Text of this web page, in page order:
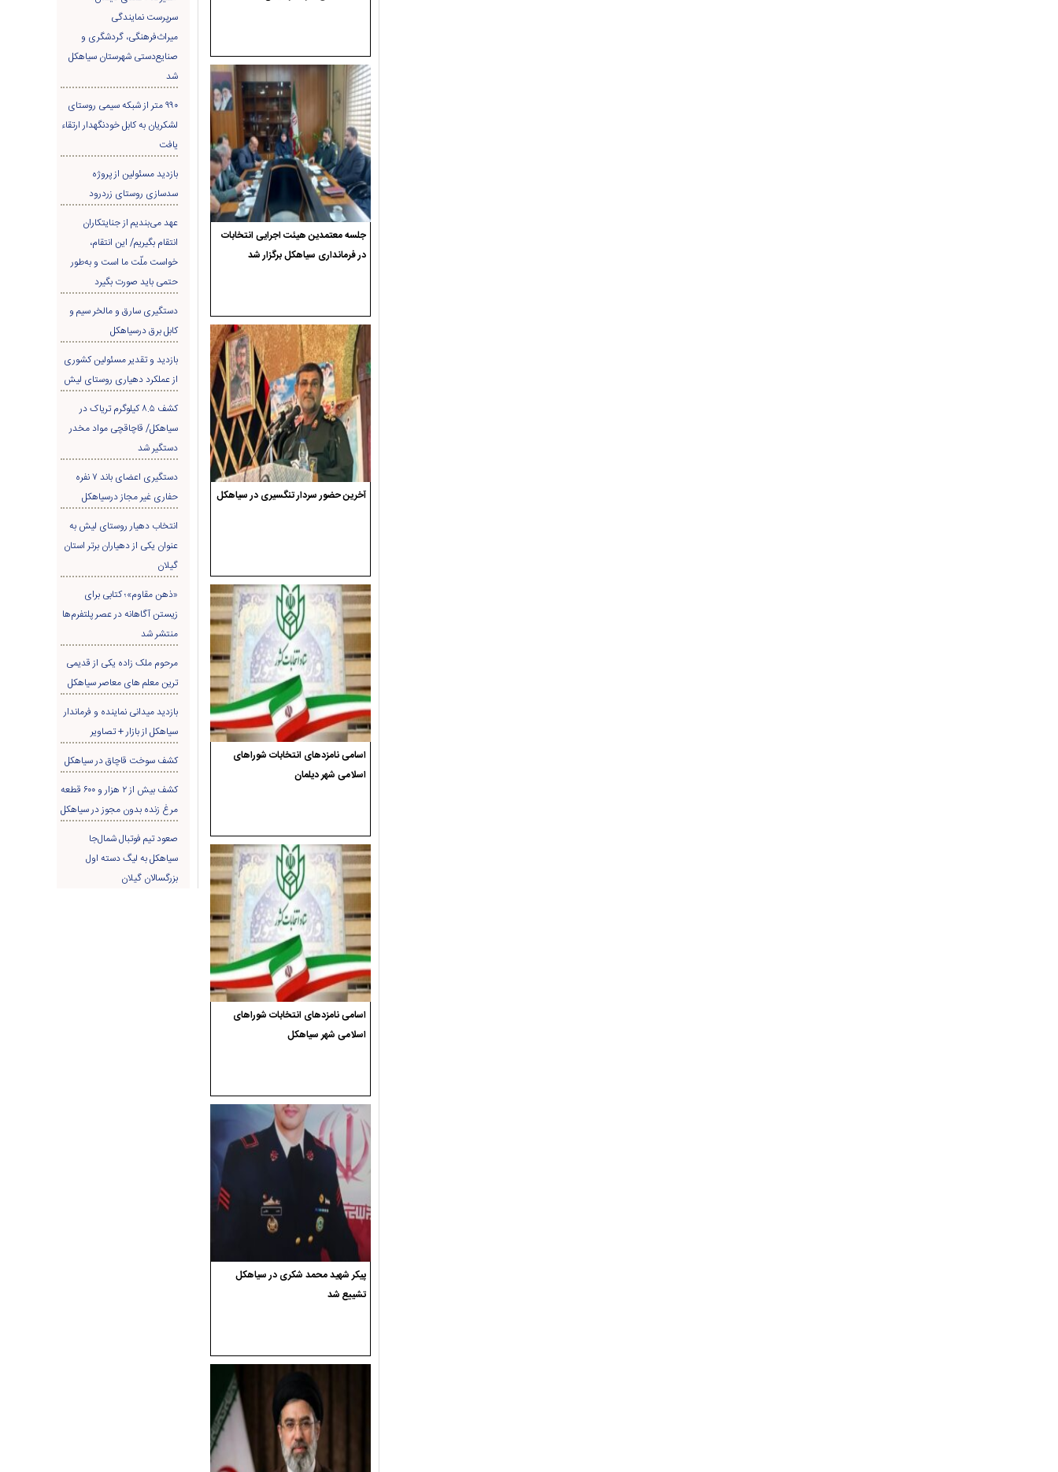
جلسه معتمدین هیئت اجرایی انتخابات
در فرمانداری سیاهکل برگزار شد
آخرین حضور سردار تنگسیری در سیاهکل
اسامی نامزدهای انتخابات شوراهای
اسلامی شهر دیلمان
اسامی نامزدهای انتخابات شوراهای
اسلامی شهر سیاهکل
پیکر شهید محمد شکری در سیاهکل
تشییع شد
سرپرست نمایندگی
میراث‌فرهنگی، گردشگری و
صنایع‌دستی شهرستان سیاهکل
شد
۹۹۰ متر از شبکه سیمی روستای
لشکریان به کابل خودنگهدار ارتقاء
یافت
بازدید مسئولین از پروژه
سدسازی روستای زردرود
عهد می‌بندیم از جنایتکاران
انتقام بگیریم/ این انتقام،
خواست ملّت ما است و به‌طور
حتمی باید صورت بگیرد
دستگیری سارق و مالخر سیم و
کابل برق درسیاهکل
بازدید و تقدیر مسئولین کشوری
از عملکرد دهیاری روستای لیش
کشف ۸.۵ کیلوگرم تریاک در
سیاهکل/ قاچاقچی مواد مخدر
دستگیر شد
دستگیری اعضای باند ۷ نفره
حفاری غير مجاز درسیاهکل
انتخاب دهیار روستای لیش به
عنوان یکی از دهیاران برتر استان
گیلان
«ذهن مقاوم»؛ کتابی برای
زیستن آگاهانه در عصر پلتفرم‌ها
منتشر شد
مرحوم ملک زاده یکی از قدیمی
ترین معلم های معاصر سیاهکل
بازدید میدانی نماینده و فرماندار
سیاهکل از بازار + تصاویر
کشف سوخت قاچاق در سياهکل
کشف بیش از ۲ هزار و ۶۰۰ قطعه
مرغ زنده بدون مجوز در سیاهکل
صعود تیم فوتبال شمال‌جا‌
سیاهکل به لیگ دسته اول
بزرگسالان گیلان